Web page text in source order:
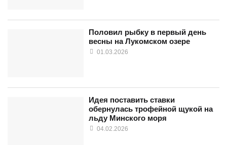
Половил рыбку в первый день
весны на Лукомском озере
01.03.2026
Идея поставить ставки
обернулась трофейной щукой на
льду Минского моря
04.02.2026